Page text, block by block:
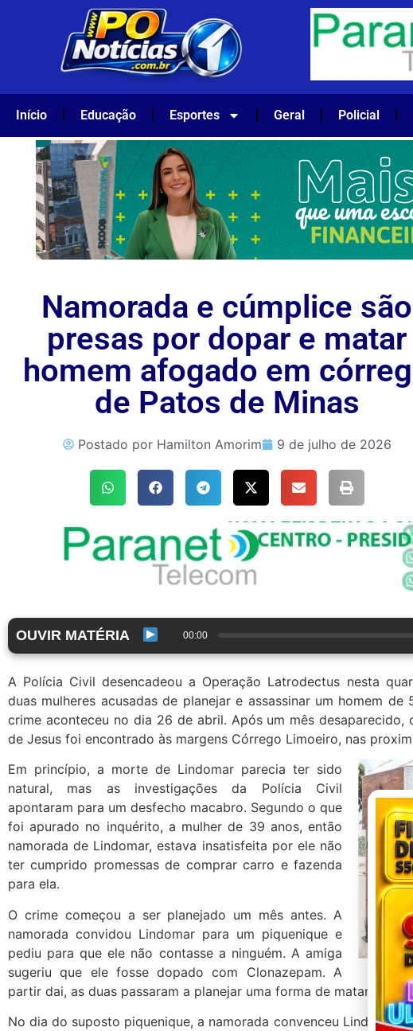
Início Educação Esportes Geral Policial
Namorada e cúmplice são
presas por dopar e matar
homem afogado em
de Patos de Minas
Postado por Hamilton Amorim 9 de julho de 2026
OUVIR MATÉRIA 00:00
A Polícia Civil desencadeou a Operação Latrodectus nesta
duas mulheres acusadas de planejar e assassinar um homem de
crime aconteceu no dia 26 de abril. Após um mês desaparecido,
de Jesus foi encontrado às margens Córrego Limoeiro, nas
Em princípio, a morte de Lindomar parecia ter sido
natural, mas as investigações da Polícia Civil
apontaram para um desfecho macabro. Segundo o que
foi apurado no inquérito, a mulher de 39 anos, então
namorada de Lindomar, estava insatisfeita por ele não
ter cumprido promessas de comprar carro e fazenda
para ela.
O crime começou a ser planejado um mês antes. A
namorada convidou Lindomar para um piquenique e
pediu para que ele não contasse a ninguém. A amiga
sugeriu que ele fosse dopado com Clonazepam. A
partir dai, as duas passaram a planejar uma forma de matar o
No dia do suposto piquenique, a namorada convenceu Lindomar